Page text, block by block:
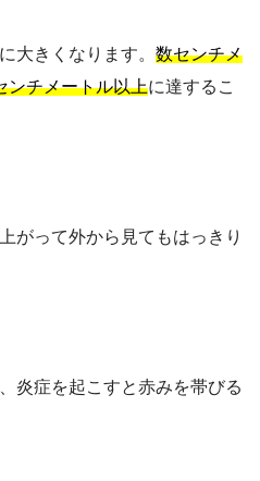
大きくなります。 数センチメ
ンチメートル以上に達するこ
がって外から見てもはっきり
炎症を起こすと赤みを帯びる